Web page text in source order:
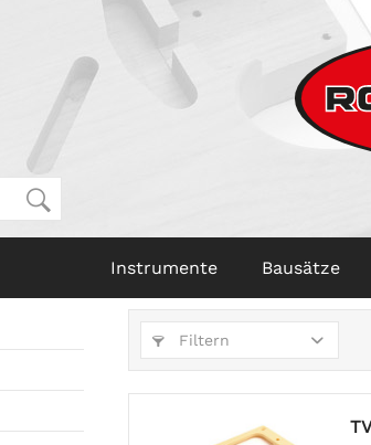
Instrumente Bausätze
Filtern